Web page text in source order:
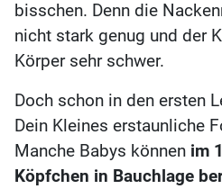
bisschen. Denn die
nicht stark genug und der
Körper sehr schwer.
Doch schon in den ersten
Dein Kleines erstaunliche
Manche Babys können im
Köpfchen in Bauchlage